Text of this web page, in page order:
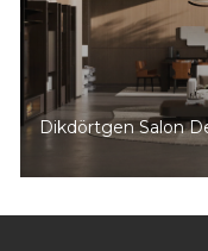
Dikdörtgen Salon